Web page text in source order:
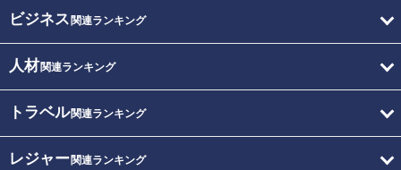
ビジネス 関連ランキング
人材関連ランキング
トラベル関連ランキング
レジャー関連ランキング